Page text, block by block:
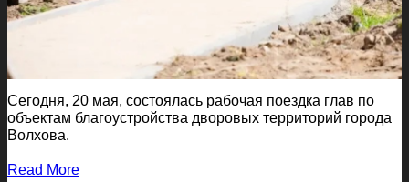
Сегодня, 20 мая, состоялась рабочая поездка глав по
объектам благоустройства дворовых территорий города
Волхова.
Read More